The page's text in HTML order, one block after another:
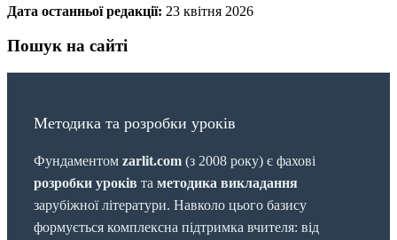
Дата останньої редакції: 23 квітня 2026
Пошук на сайті
Методика та розробки уроків
Фундаментом zarlit.com (з 2008 року) є фахові
розробки уроків та методика викладання
зарубіжної літератури. Навколо цього базису
формується комплексна підтримка вчителя: від